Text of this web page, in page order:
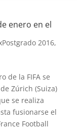
enero en el
2016,
de la FIFA se
Zúrich (Suiza)
se realiza
fusionarse el
Football